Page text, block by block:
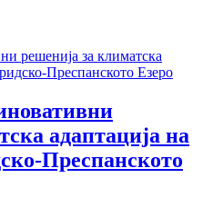
адаптација на
Преспанското